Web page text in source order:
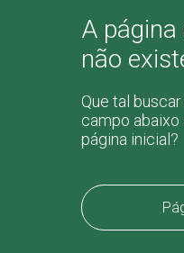
A página
não
Que tal
campo abaixo
página inicial?